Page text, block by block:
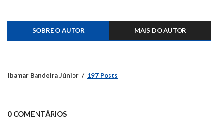
SOBRE O AUTOR MAIS DO AUTOR
Ibamar Bandeira Júnior 197 Posts
0 COMENTÁRIOS